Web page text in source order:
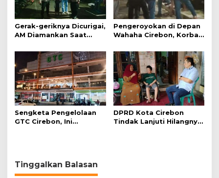
Gerak-geriknya Dicurigai,
AM Diamankan Saat
Pengeroyokan di Depan
Wahaha Cirebon, Korban
Polisi
Sengketa Pengelolaan
GTC Cirebon, Ini
DPRD Kota Cirebon
Tindak Lanjuti Hilangnya
Tinggalkan Balasan